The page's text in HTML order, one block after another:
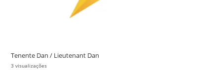
Tenente Dan / Lieutenant Dan
3 visualizações